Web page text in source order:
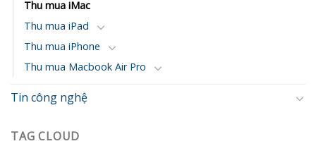
Thu mua iMac
Thu mua iPad
Thu mua iPhone
Thu mua Macbook Air Pro
Tin công nghệ
TAG CLOUD